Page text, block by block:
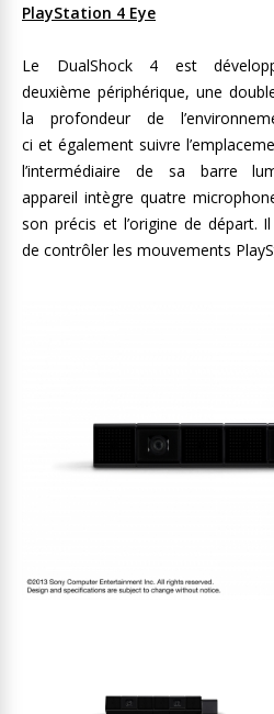
PlayStation 4 Eye
Le DualShock 4 est
deuxième périphérique, une
la profondeur de
ci et également suivre
l’intermédiaire de sa barre
appareil intègre quatre
son précis et l’origine de départ.
de contrôler les mouvements